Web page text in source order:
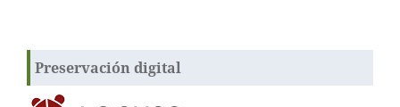
Preservación digital